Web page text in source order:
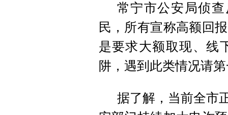
常宁市公安局侦
民，所有宣称高额回
是要求大额取现、线
阱，遇到此类情况请
据了解，当前全市